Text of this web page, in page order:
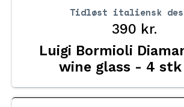
Tidløst italiensk
Luigi Bormioli
wine glass - 4
390 kr.